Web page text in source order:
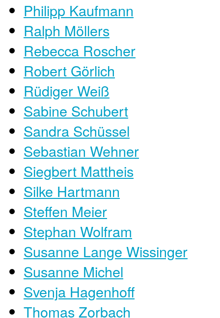
Philipp Kaufmann
Ralph Möllers
Rebecca Roscher
Robert Görlich
Rüdiger Weiß
Sabine Schubert
Sandra Schüssel
Sebastian Wehner
Siegbert Mattheis
Silke Hartmann
Steffen Meier
Stephan Wolfram
Susanne Lange Wissinger
Susanne Michel
Svenja Hagenhoff
Thomas Zorbach